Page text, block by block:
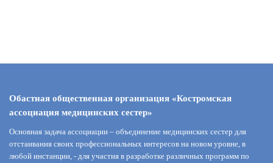
Обастная общественная организация «Костромская
ассоциация медицинских сестер»
Основная задача ассоциации – объединение медицинских сестер для
отстаивания своих профессиональных интересов на новом уровне, в
любой инстанции, - для участия в разработке различных программ по